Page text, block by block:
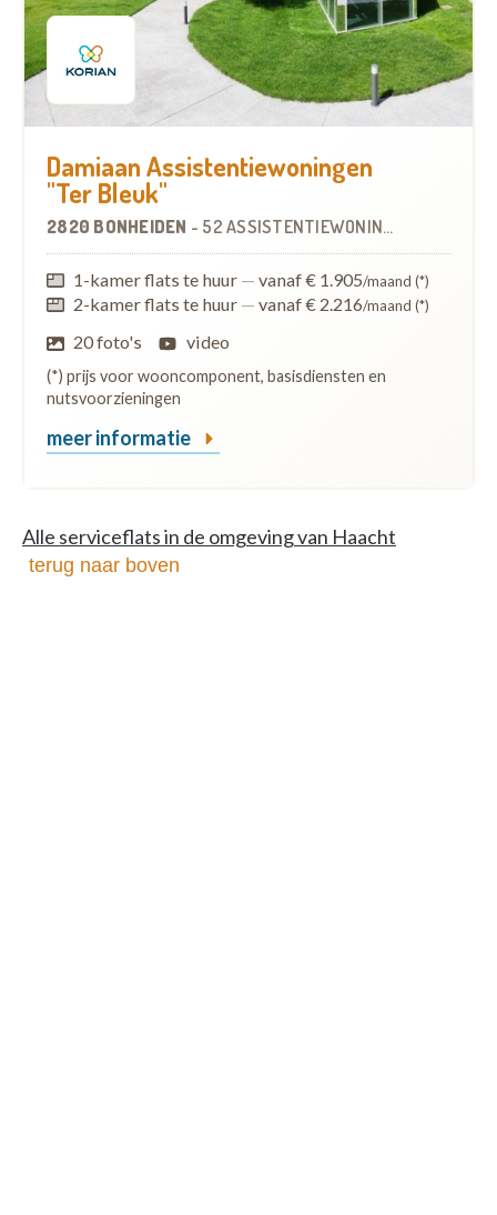
Damiaan Assistentiewoningen
"Ter Bleuk"
2820 BONHEIDEN - 52 ASSISTENTIEWONINGEN
1-kamer flats te huur — vanaf € 1.905/maand (*)
2-kamer flats te huur — vanaf € 2.216/maand (*)
20 foto's video
(*) prijs voor wooncomponent, basisdiensten en
nutsvoorzieningen
meer informatie
Alle serviceflats in de omgeving van Haacht
terug naar boven